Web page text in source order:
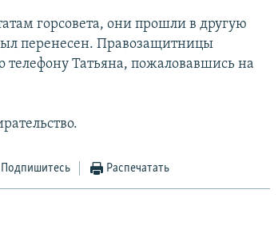
горсовета, они прошли в другую
перенесен. Правозащитницы
телефону Татьяна, пожаловавшись на
Подпишитесь Распечатать